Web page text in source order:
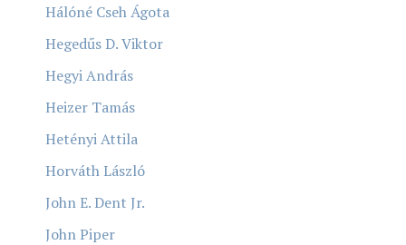
Hálóné Cseh Ágota
Hegedűs D. Viktor
Hegyi András
Heizer Tamás
Hetényi Attila
Horváth László
John E. Dent Jr.
John Piper